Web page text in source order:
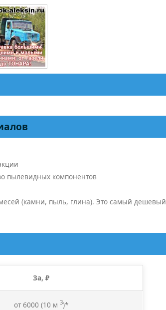
пылевидных компонентов
(камни, пыль, глина). Это самый дешевый
За, ₽
от 6000 (10 м 3)*